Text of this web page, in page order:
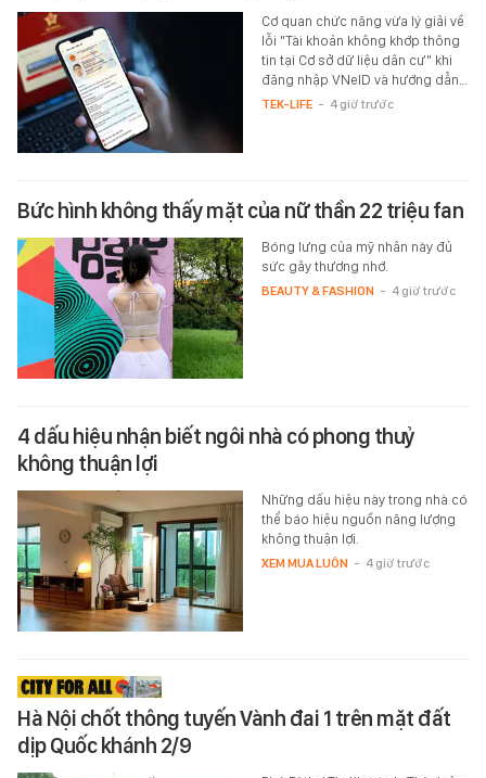
Cơ quan chức năng vừa lý giải về
lỗi "Tài khoản không khớp thông
tin tại Cơ sở dữ liệu dân cư" khi
đăng nhập VNeID và hướng dẫn…
TEK-LIFE - 4 giờ trước
Bức hình không thấy mặt của nữ thần 22 triệu fan
Bóng lưng của mỹ nhân này đủ
sức gây thương nhớ.
BEAUTY & FASHION - 4 giờ trước
4 dấu hiệu nhận biết ngôi nhà có phong thuỷ
không thuận lợi
Những dấu hiệu này trong nhà có
thể báo hiệu nguồn năng lượng
không thuận lợi.
XEM MUA LUÔN - 4 giờ trước
Hà Nội chốt thông tuyến Vành đai 1 trên mặt đất
dịp Quốc khánh 2/9